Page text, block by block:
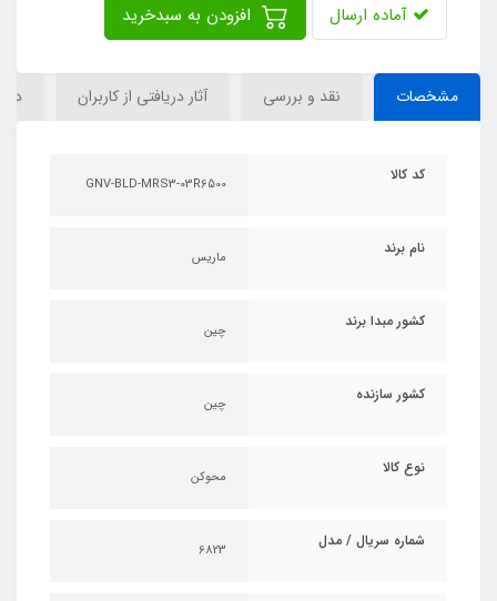
آماده ارسال
مشخصات نقد و بررسی آثار دریافتی از کاربران
کد کالا GNV-BLD-MRS3-03R6500
نام برند ماریس
کشور مبدا برند چین
کشور سازنده چین
نوع کالا محوکن
شماره سریال / مدل 6823